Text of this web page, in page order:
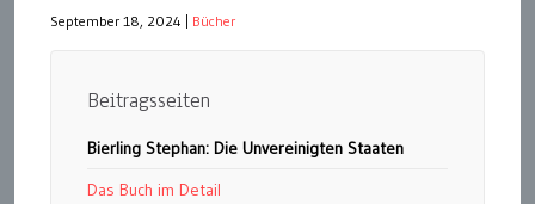
September 18, 2024 Bücher
Beitragsseiten
Bierling Stephan: Die Unvereinigten Staaten
Das Buch im Detail